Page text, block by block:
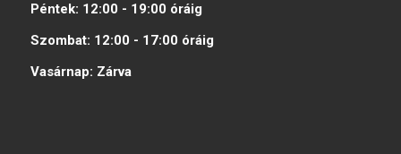
Péntek: 12:00 - 19:00 óráig
Szombat: 12:00 - 17:00 óráig
Vasárnap: Zárva